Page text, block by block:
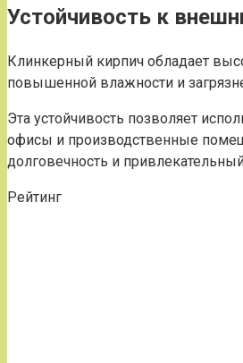
Устойчивость к
Клинкерный кирпич обладает
повышенной влажности и
Эта устойчивость позволяет
офисы и производственные
долговечность и
Рейтинг